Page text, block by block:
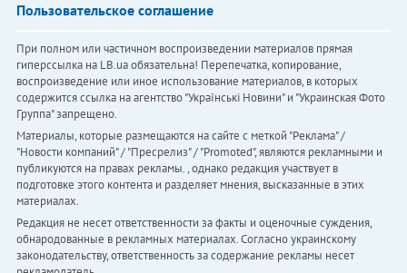
Пользовательское соглашение
При полном или частичном воспроизведении материалов прямая
гиперссылка на LB.ua обязательна! Перепечатка, копирование,
воспроизведение или иное использование материалов, в которых
содержится ссылка на агентство "Українськi Новини" и "Украинская Фото
Группа" запрещено.
Материалы, которые размещаются на сайте с меткой "Реклама" /
"Новости компаний" / "Пресрелиз" / "Promoted", являются рекламными и
публикуются на правах рекламы. , однако редакция участвует в
подготовке этого контента и разделяет мнения, высказанные в этих
материалах.
Редакция не несет ответственности за факты и оценочные суждения,
обнародованные в рекламных материалах. Согласно украинскому
законодательству, ответственность за содержание рекламы несет